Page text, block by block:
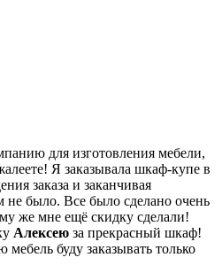
для изготовления мебели,
Я заказывала шкаф-купе в
заказа и заканчивая
было. Все было сделано очень
же мне ещё скидку сделали!
Алексею за прекрасный шкаф!
буду заказывать только